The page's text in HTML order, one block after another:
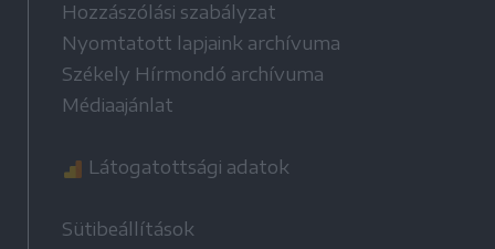
Hozzászólási szabályzat
Nyomtatott lapjaink archívuma
Székely Hírmondó archívuma
Médiaajánlat
Látogatottsági adatok
Sütibeállítások